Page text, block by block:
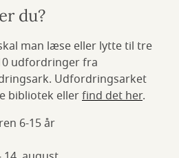
du?
man læse eller lytte til tre
udfordringer fra
Udfordringsarket
bibliotek ellerfind det her.
6-15 år